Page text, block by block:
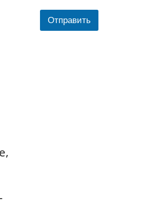
Отправить